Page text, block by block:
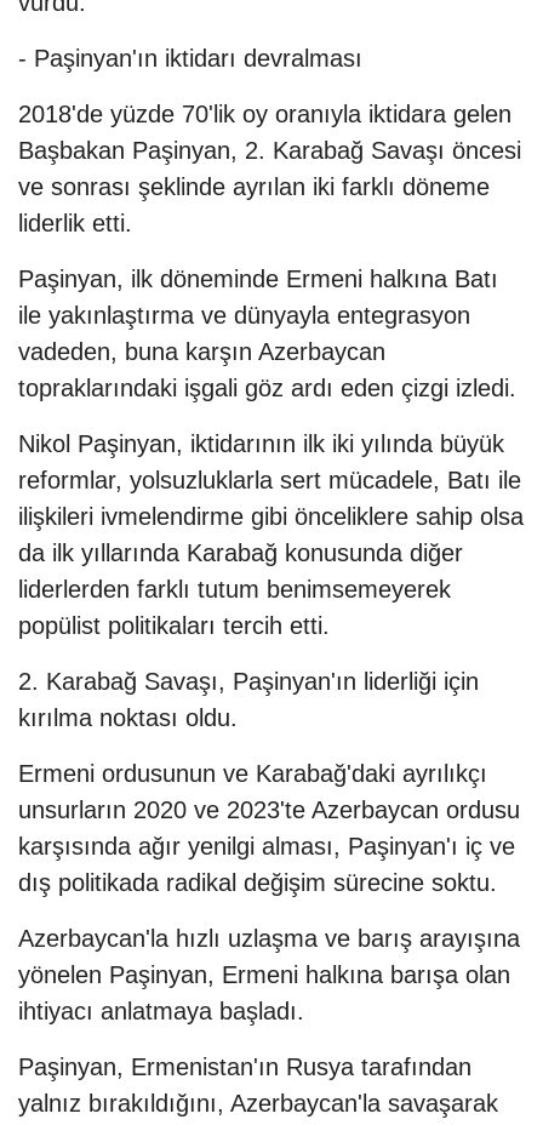
- Paşinyan'ın iktidarı devralması
2018'de yüzde 70'lik oy oranıyla iktidara gelen
Başbakan Paşinyan, 2. Karabağ Savaşı öncesi
ve sonrası şeklinde ayrılan iki farklı döneme
liderlik etti.
Paşinyan, ilk döneminde Ermeni halkına Batı
ile yakınlaştırma ve dünyayla entegrasyon
vadeden, buna karşın Azerbaycan
topraklarındaki işgali göz ardı eden çizgi izledi.
Nikol Paşinyan, iktidarının ilk iki yılında büyük
reformlar, yolsuzluklarla sert mücadele, Batı ile
ilişkileri ivmelendirme gibi önceliklere sahip olsa
da ilk yıllarında Karabağ konusunda diğer
liderlerden farklı tutum benimsemeyerek
popülist politikaları tercih etti.
2. Karabağ Savaşı, Paşinyan'ın liderliği için
kırılma noktası oldu.
Ermeni ordusunun ve Karabağ'daki ayrılıkçı
unsurların 2020 ve 2023'te Azerbaycan ordusu
karşısında ağır yenilgi alması, Paşinyan'ı iç ve
dış politikada radikal değişim sürecine soktu.
Azerbaycan'la hızlı uzlaşma ve barış arayışına
yönelen Paşinyan, Ermeni halkına barışa olan
ihtiyacı anlatmaya başladı.
Paşinyan, Ermenistan'ın Rusya tarafından
yalnız bırakıldığını, Azerbaycan'la savaşarak